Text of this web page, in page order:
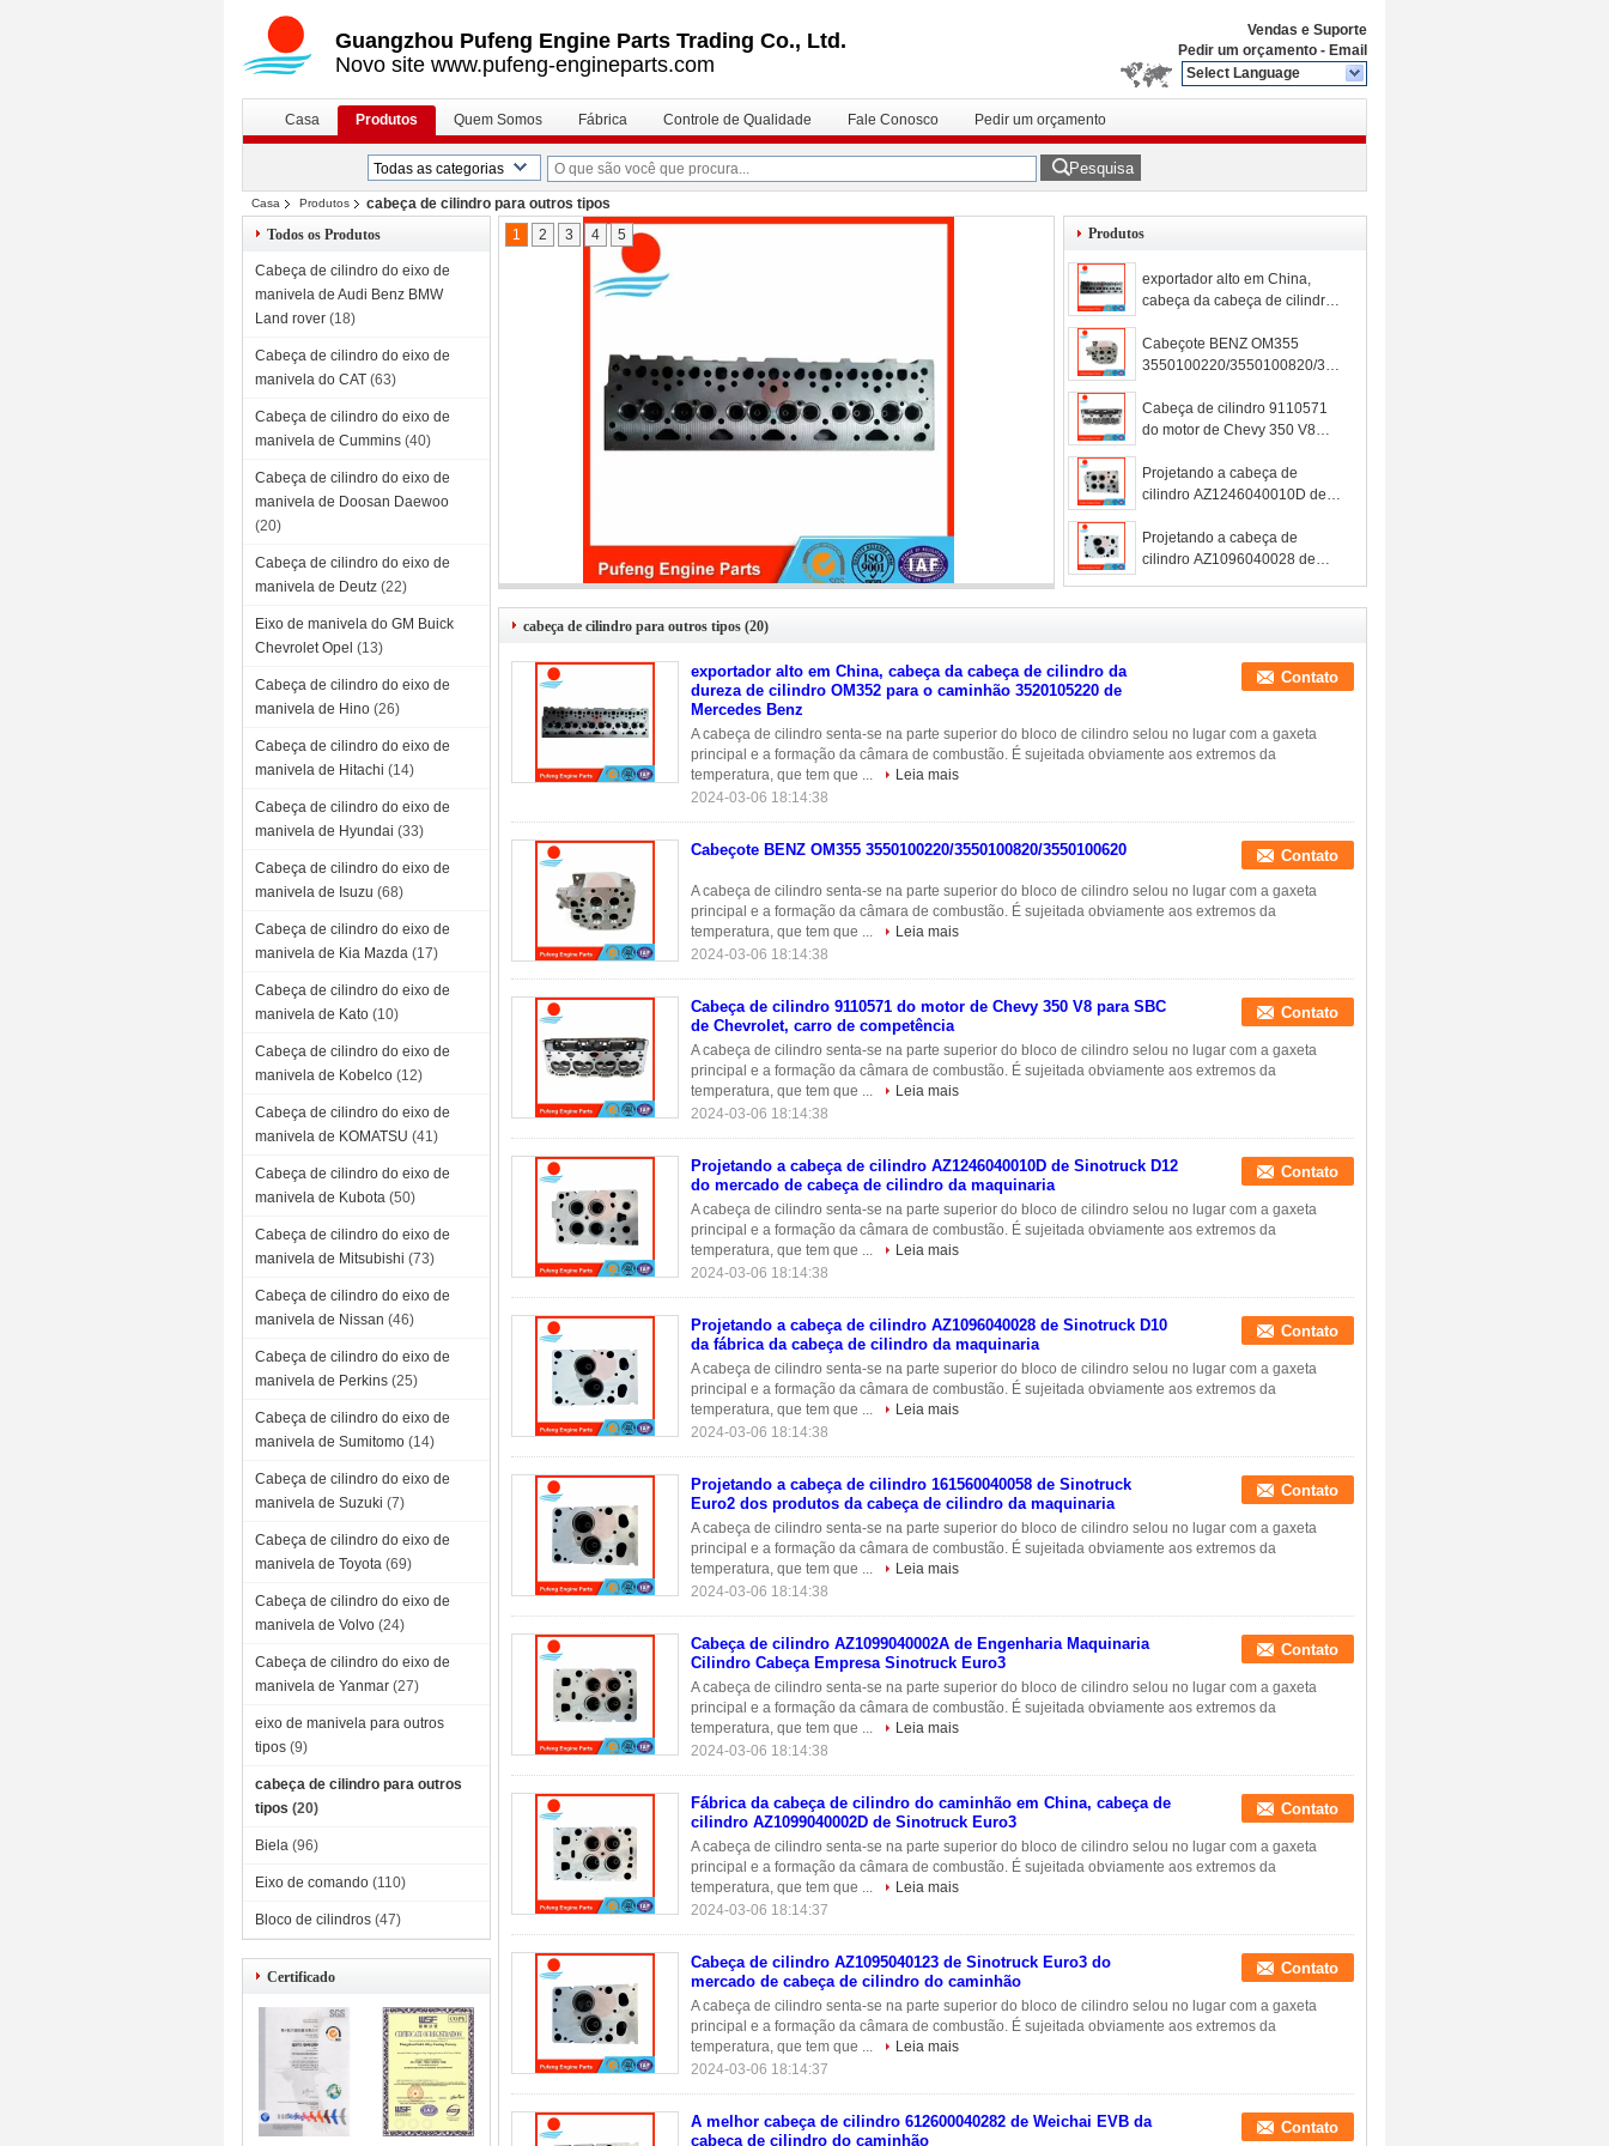
Guangzhou Pufeng Engine Parts Trading Co., Ltd.
Novo site www.pufeng-engineparts.com
Vendas e Suporte
Pedir um orçamento - Email
Select Language
Casa Produtos Quem Somos Fábrica Controle de Qualidade Fale Conosco Pedir um orçamento
Pesquisa
Casa Produtos
cabeça de cilindro para outros tipos
Todos os Produtos
Cabeça de cilindro do eixo de
manivela de Audi Benz BMW
Land rover (18)
Cabeça de cilindro do eixo de
manivela do CAT (63)
Cabeça de cilindro do eixo de
manivela de Cummins (40)
Cabeça de cilindro do eixo de
manivela de Doosan Daewoo
(20)
Cabeça de cilindro do eixo de
manivela de Deutz (22)
Eixo de manivela do GM Buick
Chevrolet Opel (13)
Cabeça de cilindro do eixo de
manivela de Hino (26)
Cabeça de cilindro do eixo de
manivela de Hitachi (14)
Cabeça de cilindro do eixo de
manivela de Hyundai (33)
Cabeça de cilindro do eixo de
manivela de Isuzu (68)
Cabeça de cilindro do eixo de
manivela de Kia Mazda (17)
Cabeça de cilindro do eixo de
manivela de Kato (10)
Cabeça de cilindro do eixo de
manivela de Kobelco (12)
Cabeça de cilindro do eixo de
manivela de KOMATSU (41)
Cabeça de cilindro do eixo de
manivela de Kubota (50)
Cabeça de cilindro do eixo de
manivela de Mitsubishi (73)
Cabeça de cilindro do eixo de
manivela de Nissan (46)
Cabeça de cilindro do eixo de
manivela de Perkins (25)
Cabeça de cilindro do eixo de
manivela de Sumitomo (14)
Cabeça de cilindro do eixo de
manivela de Suzuki (7)
Cabeça de cilindro do eixo de
manivela de Toyota (69)
Cabeça de cilindro do eixo de
manivela de Volvo (24)
Cabeça de cilindro do eixo de
manivela de Yanmar (27)
eixo de manivela para outros
tipos (9)
cabeça de cilindro para outros
tipos (20)
Biela (96)
Eixo de comando (110)
Bloco de cilindros (47)
Certificado
1 2 3 4 5 Produtos
exportador alto em China,
cabeça da cabeça de cilindro
para o caminhão 3520105220
de Mercedes Benz
Cabeçote BENZ OM355
3550100220/3550100820/355
Cabeça de cilindro 9110571
do motor de Chevy 350 V8
de competência
Projetando a cabeça de
cilindro AZ1246040010D de
cabeça de cilindro da
maquinaria
Projetando a cabeça de
cilindro AZ1096040028 de
cabeça de cilindro para outros tipos (20)
exportador alto em China, cabeça da cabeça de cilindro da
dureza de cilindro OM352 para o caminhão 3520105220 de
Mercedes Benz
Contato
A cabeça de cilindro senta-se na parte superior do bloco de cilindro selou no lugar com a gaxeta
principal e a formação da câmara de combustão. É sujeitada obviamente aos extremos da
temperatura, que tem que ...
Leia mais
2024-03-06 18:14:38
Cabeçote BENZ OM355 3550100220/3550100820/3550100620 Contato
A cabeça de cilindro senta-se na parte superior do bloco de cilindro selou no lugar com a gaxeta
principal e a formação da câmara de combustão. É sujeitada obviamente aos extremos da
temperatura, que tem que ...
Leia mais
2024-03-06 18:14:38
Cabeça de cilindro 9110571 do motor de Chevy 350 V8 para SBC
de Chevrolet, carro de competência
Contato
A cabeça de cilindro senta-se na parte superior do bloco de cilindro selou no lugar com a gaxeta
principal e a formação da câmara de combustão. É sujeitada obviamente aos extremos da
temperatura, que tem que ...
Leia mais
2024-03-06 18:14:38
Projetando a cabeça de cilindro AZ1246040010D de Sinotruck D12
do mercado de cabeça de cilindro da maquinaria
Contato
A cabeça de cilindro senta-se na parte superior do bloco de cilindro selou no lugar com a gaxeta
principal e a formação da câmara de combustão. É sujeitada obviamente aos extremos da
temperatura, que tem que ...
Leia mais
2024-03-06 18:14:38
Projetando a cabeça de cilindro AZ1096040028 de Sinotruck D10
da fábrica da cabeça de cilindro da maquinaria
Contato
A cabeça de cilindro senta-se na parte superior do bloco de cilindro selou no lugar com a gaxeta
principal e a formação da câmara de combustão. É sujeitada obviamente aos extremos da
temperatura, que tem que ...
Leia mais
2024-03-06 18:14:38
Projetando a cabeça de cilindro 161560040058 de Sinotruck
Euro2 dos produtos da cabeça de cilindro da maquinaria
Contato
A cabeça de cilindro senta-se na parte superior do bloco de cilindro selou no lugar com a gaxeta
principal e a formação da câmara de combustão. É sujeitada obviamente aos extremos da
temperatura, que tem que ...
Leia mais
2024-03-06 18:14:38
Cabeça de cilindro AZ1099040002A de Engenharia Maquinaria
Cilindro Cabeça Empresa Sinotruck Euro3
Contato
A cabeça de cilindro senta-se na parte superior do bloco de cilindro selou no lugar com a gaxeta
principal e a formação da câmara de combustão. É sujeitada obviamente aos extremos da
temperatura, que tem que ...
Leia mais
2024-03-06 18:14:38
Fábrica da cabeça de cilindro do caminhão em China, cabeça de
cilindro AZ1099040002D de Sinotruck Euro3
Contato
A cabeça de cilindro senta-se na parte superior do bloco de cilindro selou no lugar com a gaxeta
principal e a formação da câmara de combustão. É sujeitada obviamente aos extremos da
temperatura, que tem que ...
Leia mais
2024-03-06 18:14:37
Cabeça de cilindro AZ1095040123 de Sinotruck Euro3 do
mercado de cabeça de cilindro do caminhão
Contato
A cabeça de cilindro senta-se na parte superior do bloco de cilindro selou no lugar com a gaxeta
principal e a formação da câmara de combustão. É sujeitada obviamente aos extremos da
temperatura, que tem que ...
Leia mais
2024-03-06 18:14:37
A melhor cabeça de cilindro 612600040282 de Weichai EVB da
cabeça de cilindro do caminhão
Contato